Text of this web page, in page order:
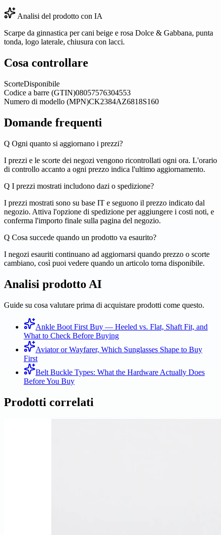
Analisi del prodotto con IA
Scarpe da ginnastica per cani beige e rosa Dolce & Gabbana, punta
tonda, logo laterale, chiusura con lacci.
Cosa controllare
ScorteDisponibile
Codice a barre (GTIN)08057576304553
Numero di modello (MPN)CK2384AZ6818S160
Domande frequenti
Q Ogni quanto si aggiornano i prezzi?
I prezzi e le scorte dei negozi vengono ricontrollati ogni ora. L'orario
di controllo accanto a ogni prezzo indica l'ultimo aggiornamento.
Q I prezzi mostrati includono dazi o spedizione?
I prezzi mostrati sono su base IT e seguono il prezzo indicato dal
negozio. Attiva l'opzione di spedizione per aggiungere i costi noti, e
conferma l'importo finale sulla pagina del negozio.
Q Cosa succede quando un prodotto va esaurito?
I negozi esauriti continuano ad aggiornarsi quando prezzo o scorte
cambiano, così puoi vedere quando un articolo torna disponibile.
Analisi prodotto AI
Guide su cosa valutare prima di acquistare prodotti come questo.
Ankle Boot First Buy — Heeled vs. Flat, Shaft Fit, and
What to Check Before Buying
Aviator or Wayfarer, Which Sunglasses Shape to Buy
First
Belt Buckle Types: What the Hardware Actually Does
Before You Buy
Prodotti correlati